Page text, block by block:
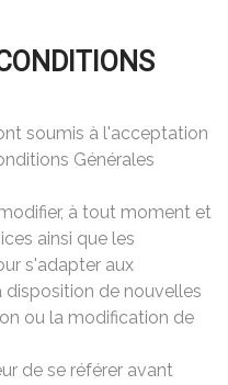
soumis à l'acceptation
Générales
à tout moment et
ainsi que les
s'adapter aux
disposition de nouvelles
ou la modification de
de se référer avant